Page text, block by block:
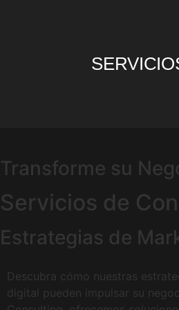
Transforme su
Servicios de
Estrategias de
Descubra cómo nuestras
digital pueden impulsar su